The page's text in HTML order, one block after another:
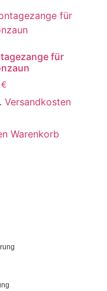
für
€
Versandkosten
Warenkorb